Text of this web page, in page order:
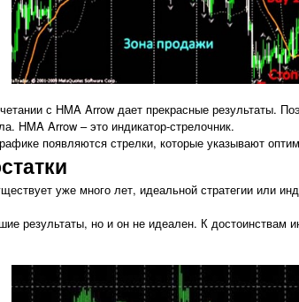
с HMA Arrow дает прекрасные результаты.
HMA Arrow – это индикатор-стрелочник.
появляются стрелки, которые указывают
уже много лет, идеальной стратегии или
результаты, но и он не идеален. К достоинствам